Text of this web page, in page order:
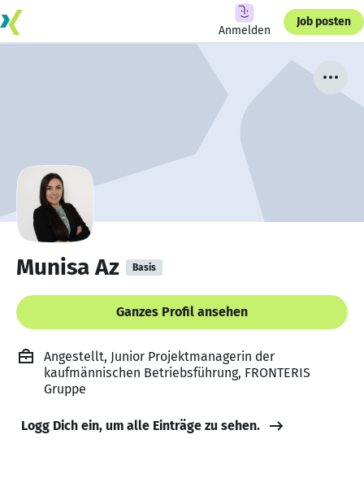
Anmelden
Job posten
Munisa Az Basis
Ganzes Profil ansehen
Angestellt, Junior Projektmanagerin der
kaufmännischen Betriebsführung, FRONTERIS
Gruppe
Logg Dich ein, um alle Einträge zu sehen.